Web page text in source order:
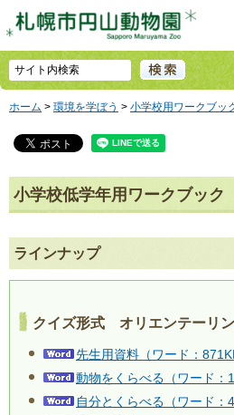
ホーム > 環境を学ぼう > 小学校用ワークブッ
小学校低学年用ワークブック
ラインナップ
クイズ形式 オリエンテーリ
先生用資料（ワード：
動物をくらべる（ワード：
自分とくらべる（ワード：